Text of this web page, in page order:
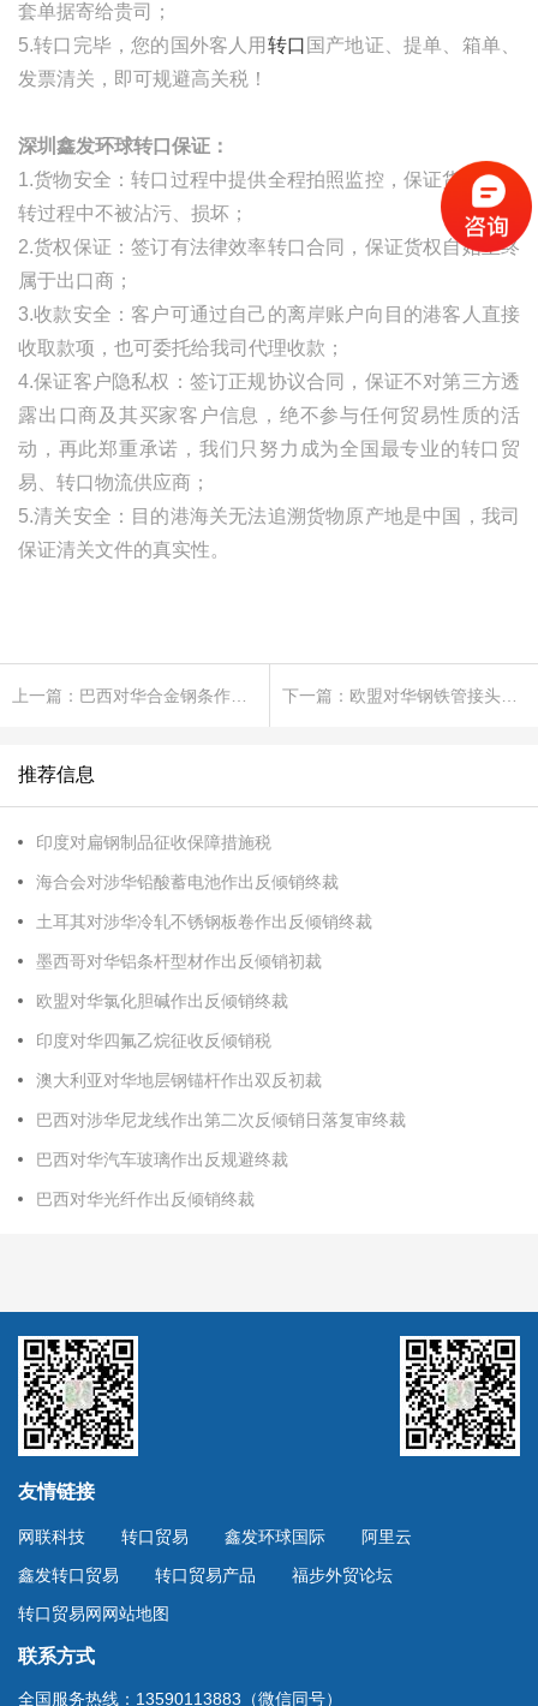
套单据寄给贵司；
5.转口完毕，您的国外客人用 转口 国产地证、提单、箱单、
发票清关，即可规避高关税！
深圳鑫发环球转口保证：
1.货物安全：转口过程中提供全程拍照监控，保证货物在中
转过程中不被沾污、损坏；
2.货权保证：签订有法律效率转口合同，保证货权自始至终
属于出口商；
3.收款安全：客户可通过自己的离岸账户向目的港客人直接
收取款项，也可委托给我司代理收款；
4.保证客户隐私权：签订正规协议合同，保证不对第三方透
露出口商及其买家客户信息，绝不参与任何贸易性质的活
动，再此郑重承诺，我们只努力成为全国最专业的转口贸
易、转口物流供应商；
5.清关安全：目的港海关无法追溯货物原产地是中国，我司
保证清关文件的真实性。
推荐信息
印度对扁钢制品征收保障措施税
海合会对涉华铅酸蓄电池作出反倾销终裁
土耳其对涉华冷轧不锈钢板卷作出反倾销终裁
墨西哥对华铝条杆型材作出反倾销初裁
欧盟对华氯化胆碱作出反倾销终裁
印度对华四氟乙烷征收反倾销税
澳大利亚对华地层钢锚杆作出双反初裁
巴西对涉华尼龙线作出第二次反倾销日落复审终裁
巴西对华汽车玻璃作出反规避终裁
巴西对华光纤作出反倾销终裁
友情链接
网联科技 转口贸易 鑫发环球国际
阿里云
鑫发转口贸易
转口贸易产品
福步外贸论坛
转口贸易网网站地图
联系方式
全国服务热线：13590113883（微信同号）